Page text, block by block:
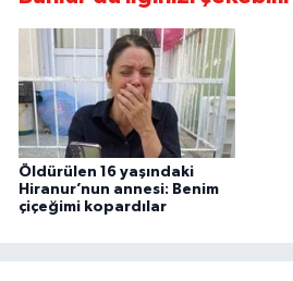
Öldürülen 16 yaşındaki
Hiranur’nun annesi: Benim
çiçeğimi kopardılar